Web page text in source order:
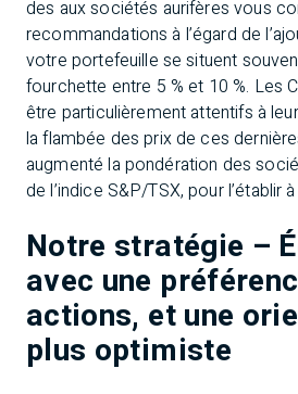
des aux sociétés aurifères vous
recommandations à l’égard de
votre portefeuille se situent
fourchette entre 5 % et 10 %. Les
être particulièrement attentifs à
la flambée des prix de ces
augmenté la pondération des
de l’indice S&P/TSX, pour l’établir
Notre stratégie –
avec une
actions, et une
plus optimiste